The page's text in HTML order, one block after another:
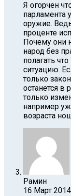
Я огорчен
парламента
оружие.
проценте
Почему они
народ без
полагать
ситуацию.
только
останется в
только
например
возраста
Рамин
16 Март 2014